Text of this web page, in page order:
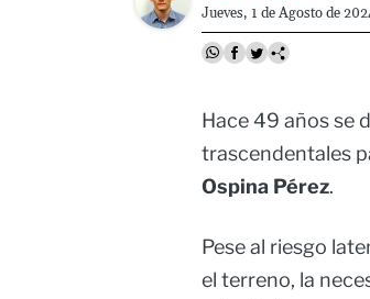
Jueves, 1 de Agosto de
Hace 49 años se
trascendentales
Ospina Pérez.
Pese al riesgo
el terreno, la